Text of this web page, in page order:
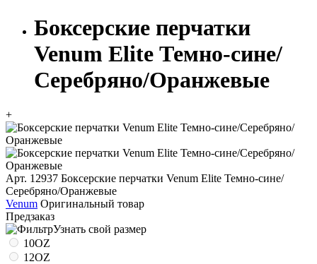
Боксерские перчатки
Venum Elite Темно-сине/
Серебряно/Оранжевые
+
Арт. 12937 Боксерские перчатки Venum Elite Темно-сине/
Серебряно/Оранжевые
Venum Оригинальный товар
Предзаказ
Узнать свой размер
10OZ
12OZ